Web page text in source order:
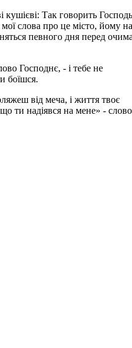
Так говорить Господь
слова про це місто, йому на
певного дня перед
Господнє, - і тебе не
боїшся.
від меча, і життя твоє
що ти надіявся на мене» - слово